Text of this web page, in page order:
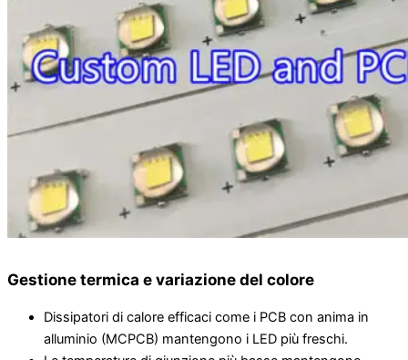
Gestione termica e variazione del colore
Dissipatori di calore efficaci come i PCB con anima in
alluminio (MCPCB) mantengono i LED più freschi.